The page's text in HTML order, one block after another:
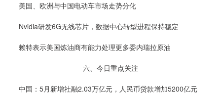
美国、欧洲与中国电动车市场走势分化
Nvidia研发6G无线芯片，数据中心转型进程保持稳定
赖特表示美国炼油商有能力处理更多委内瑞拉原油
六、今日重点关注
中国：5月新增社融2.03万亿元，人民币贷款增加5200亿元